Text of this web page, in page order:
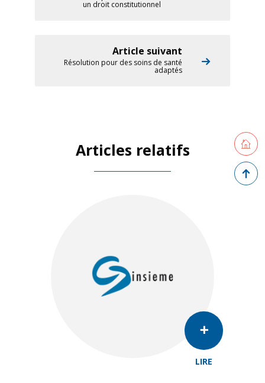
un droit constitutionnel
Article suivant
Résolution pour des soins de santé
adaptés
Articles relatifs
LIRE
Retour